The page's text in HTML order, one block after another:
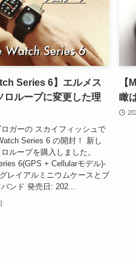
Series 6】エルメス
ロループに変更した理
ガーの スカイフィッシュで
Series 6 の開封！ 新し
ループを購入しました。
6(GPS + Cellularモデル)-
レイアルミニウムケースとブ
ンド 発売日: 202...
【
瞰